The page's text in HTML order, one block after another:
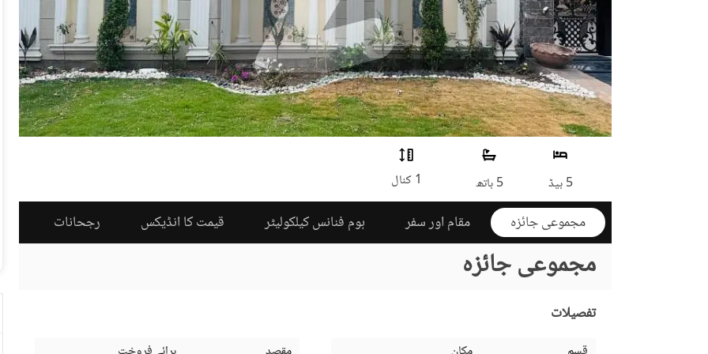
5 بیڈ 5 باتھ 1 کنال
مجموعی جائزہ مقام اور سفر ہوم فنانس کیلکولیٹر قیمت کا انڈیکس رجحانات
مجموعی جائزہ
تفصیلات